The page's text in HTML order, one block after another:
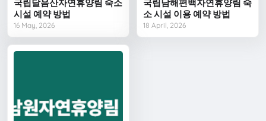
국립달음산자연휴양림 숙소
시설 예약 방법
16 May, 2026
국립남해편백자연휴양림 숙
소 시설 이용 예약 방법
18 April, 2026